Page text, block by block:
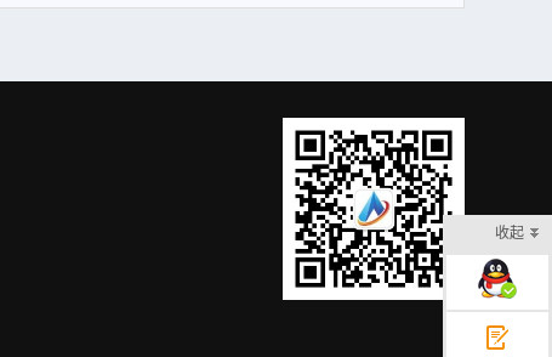
收起
在线客服